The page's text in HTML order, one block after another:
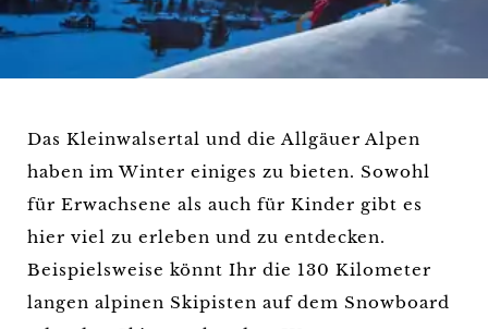
Das Kleinwalsertal und die Allgäuer Alpen
haben im Winter einiges zu bieten. Sowohl
für Erwachsene als auch für Kinder gibt es
hier viel zu erleben und zu entdecken.
Beispielsweise könnt Ihr die 130 Kilometer
langen alpinen Skipisten auf dem Snowboard